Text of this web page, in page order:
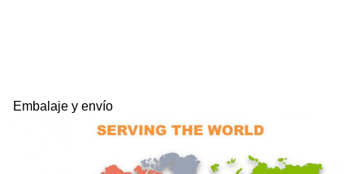
Embalaje y envío